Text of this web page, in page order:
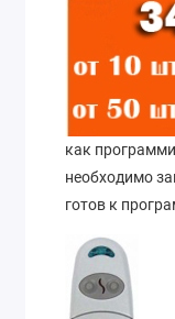
как
необходимо
готов к